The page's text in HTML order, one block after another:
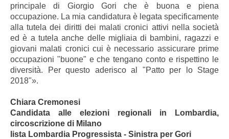
principale di Giorgio Gori che è buona e piena
occupazione. La mia candidatura è legata specificamente
alla tutela dei diritti dei malati cronici attivi nella società
ed è a tutela anche delle migliaia di bambini, ragazzi e
giovani malati cronici cui è necessario assicurare prime
occupazioni "buone" e che tengano conto e rispettino le
diversità. Per questo aderisco al "Patto per lo Stage
2018"».
Chiara Cremonesi
Candidata alle elezioni regionali in Lombardia,
circoscrizione di Milano
lista Lombardia Progressista - Sinistra per Gori